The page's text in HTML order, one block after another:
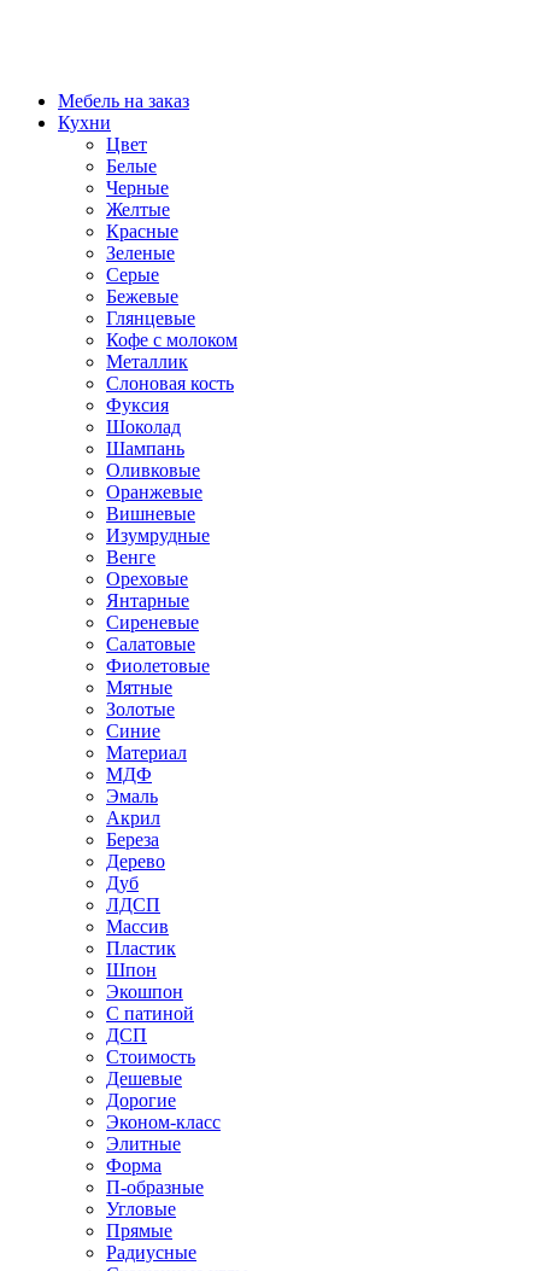
Мебель на заказ
Кухни
Цвет
Белые
Черные
Желтые
Красные
Зеленые
Серые
Бежевые
Глянцевые
Кофе с молоком
Металлик
Слоновая кость
Фуксия
Шоколад
Шампань
Оливковые
Оранжевые
Вишневые
Изумрудные
Венге
Ореховые
Янтарные
Сиреневые
Салатовые
Фиолетовые
Мятные
Золотые
Синие
Материал
МДФ
Эмаль
Акрил
Береза
Дерево
Дуб
ЛДСП
Массив
Пластик
Шпон
Экошпон
С патиной
ДСП
Стоимость
Дешевые
Дорогие
Эконом-класс
Элитные
Форма
П-образные
Угловые
Прямые
Радиусные